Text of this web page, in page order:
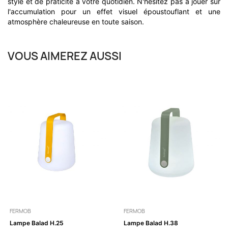
l'accumulation pour un effet visuel époustouflant et une
atmosphère chaleureuse en toute saison.
VOUS AIMEREZ AUSSI
FERMOB
Lampe Balad H.25
FERMOB
Lampe Balad H.38